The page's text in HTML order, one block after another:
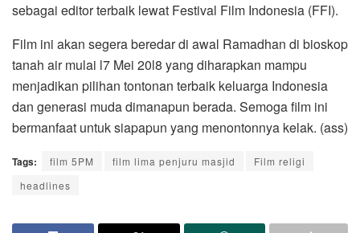
sebagai editor terbaik lewat Festival Film Indonesia (FFI).
Film ini akan segera beredar di awal Ramadhan di bioskop
tanah air mulai l7 Mei 20l8 yang diharapkan mampu
menjadikan pilihan tontonan terbaik keluarga Indonesia
dan generasi muda dimanapun berada. Semoga film ini
bermanfaat untuk siapapun yang menontonnya kelak. (ass)
Tags: film 5PM film lima penjuru masjid
Film religi
headlines